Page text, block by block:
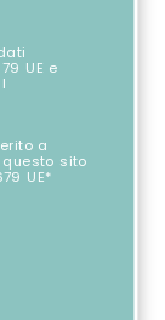
UE e
a
sito
UE*